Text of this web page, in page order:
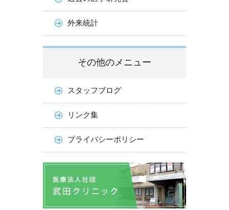
外来統計
その他のメニュー
スタッフブログ
リンク集
プライバシーポリシー